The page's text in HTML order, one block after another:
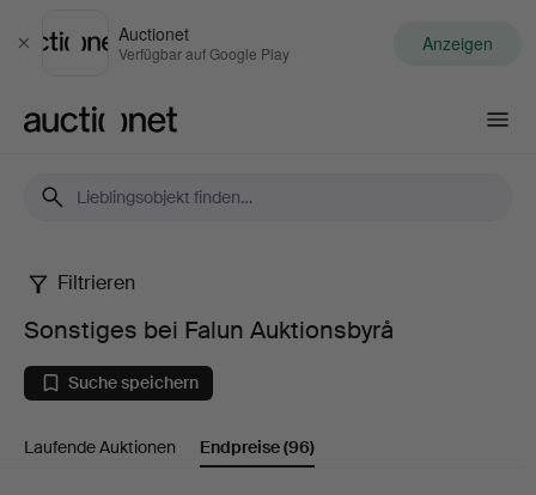
Schließen
Auctionet
Verfügbar auf Google Play Anzeigen
Sonstiges
bei
Falun
Auktionsbyrå
Filtrieren
Sonstiges bei Falun Auktionsbyrå
Suche speichern
Laufende Auktionen Endpreise(96)